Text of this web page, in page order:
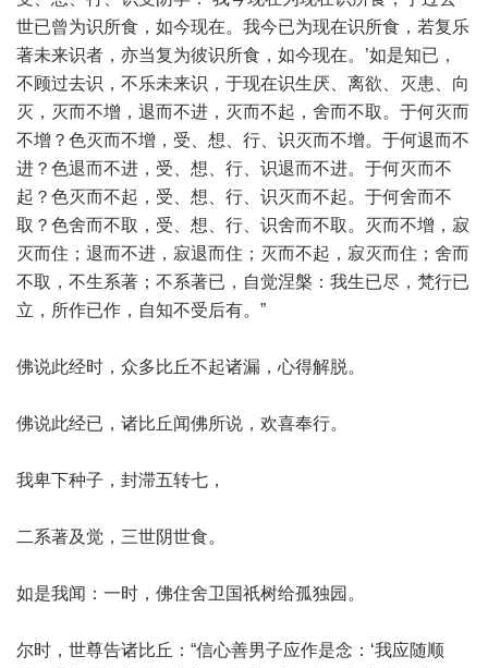
世已曾为识所食，如今现在。我今已为现在识所食，若复乐
著未来识者，亦当复为彼识所食，如今现在。’如是知已，
不顾过去识，不乐未来识，于现在识生厌、离欲、灭患、向
灭，灭而不增，退而不进，灭而不起，舍而不取。于何灭而
不增？色灭而不增，受、想、行、识灭而不增。于何退而不
进？色退而不进，受、想、行、识退而不进。于何灭而不
起？色灭而不起，受、想、行、识灭而不起。于何舍而不
取？色舍而不取，受、想、行、识舍而不取。灭而不增，寂
灭而住；退而不进，寂退而住；灭而不起，寂灭而住；舍而
不取，不生系著；不系著已，自觉涅槃：我生已尽，梵行已
立，所作已作，自知不受后有。”
佛说此经时，众多比丘不起诸漏，心得解脱。
佛说此经已，诸比丘闻佛所说，欢喜奉行。
我卑下种子，封滞五转七，
二系著及觉，三世阴世食。
如是我闻：一时，佛住舍卫国祇树给孤独园。
尔时，世尊告诸比丘：“信心善男子应作是念：‘我应随顺